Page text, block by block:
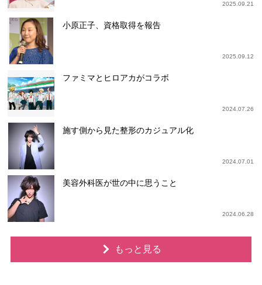
2025.09.21
小原正子、資格取得を報告
2025.09.12
ファミマとヒロアカがコラボ
2024.07.26
施す側から見た整形のカジュアル化
2024.07.01
美容外科医が世の中に思うこと
2024.06.28
もっと見る